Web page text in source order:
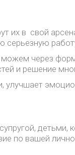
их в свой
через
и решение
улучшает
детьми,
по вашей